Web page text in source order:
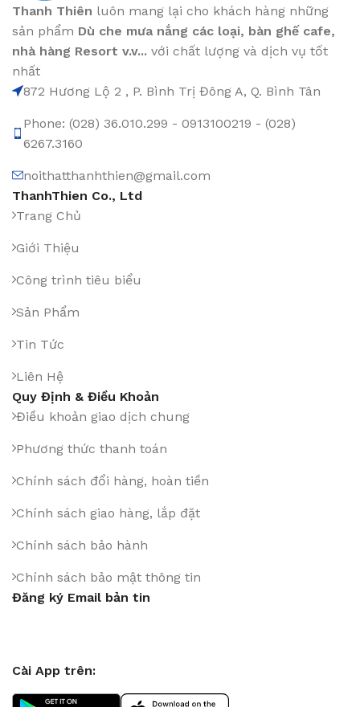
Thanh Thiên luôn mang lại cho khách hàng những
sản phẩm Dù che mưa nắng các loại, bàn ghế cafe,
nhà hàng Resort v.v... với chất lượng và dịch vụ tốt
nhất
872 Hương Lộ 2 , P. Bình Trị Đông A, Q. Bình Tân
Phone: (028) 36.010.299 - 0913100219 - (028)
6267.3160
noithatthanhthien@gmail.com
ThanhThien Co., Ltd
Trang Chủ
Giới Thiệu
Công trình tiêu biểu
Sản Phẩm
Tin Tức
Liên Hệ
Quy Định & Điều Khoản
Điều khoản giao dịch chung
Phương thức thanh toán
Chính sách đổi hàng, hoàn tiền
Chính sách giao hàng, lắp đặt
Chính sách bảo hành
Chính sách bảo mật thông tin
Đăng ký Email bản tin
Cài App trên: